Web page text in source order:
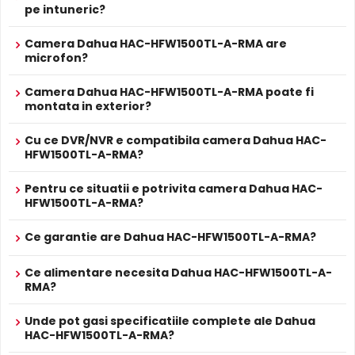
Dahua HAC-HFW1500TL-A-RMA este dotata cu functia
intensitatea iluminatorului in infrarosu in functie de
distanta obiectului, eliminand riscul de suprasaturare a
Alimentare
POC
Nu
PROSPECT PRODUCATOR
Prospect
* Specificatiile tehnice ale produsului Dahua HAC-HFW1500TL-A-RMA au
pe intuneric?
Camera Dahua HAC-HFW1500TL-A-RMA are
microfon?
Camera Dahua HAC-HFW1500TL-A-RMA poate fi
montata in exterior?
Cu ce DVR/NVR e compatibila camera Dahua HAC-
HFW1500TL-A-RMA?
Pentru ce situatii e potrivita camera Dahua HAC-
HFW1500TL-A-RMA?
Ce garantie are Dahua HAC-HFW1500TL-A-RMA?
Ce alimentare necesita Dahua HAC-HFW1500TL-A-
RMA?
Unde pot gasi specificatiile complete ale Dahua
HAC-HFW1500TL-A-RMA?